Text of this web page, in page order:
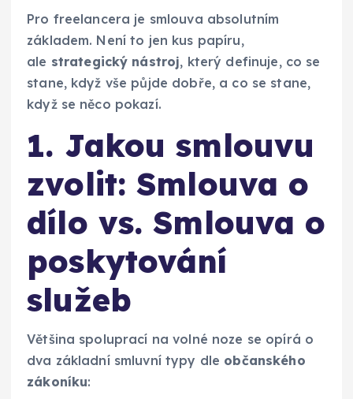
Pro freelancera je smlouva absolutním
základem. Není to jen kus papíru,
ale strategický nástroj, který definuje, co se
stane, když vše půjde dobře, a co se stane,
když se něco pokazí.
1. Jakou smlouvu
zvolit: Smlouva o
dílo vs. Smlouva o
poskytování
služeb
Většina spoluprací na volné noze se opírá o
dva základní smluvní typy dle občanského
zákoníku: